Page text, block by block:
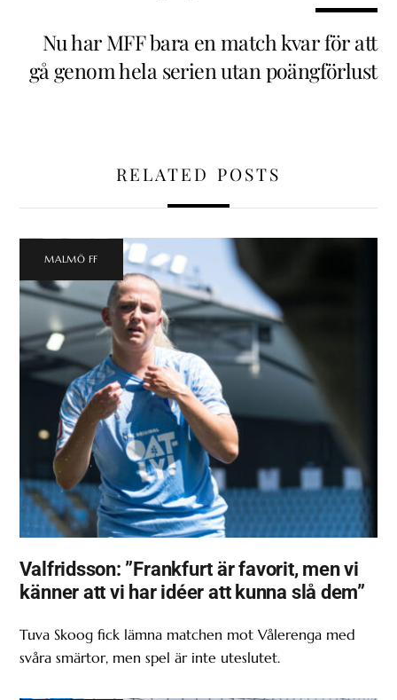
Nu har MFF bara en match kvar för att
gå genom hela serien utan poängförlust
RELATED POSTS
MALMÖ FF
Valfridsson: ”Frankfurt är favorit, men vi
känner att vi har idéer att kunna slå dem”
Tuva Skoog fick lämna matchen mot Vålerenga med
svåra smärtor, men spel är inte uteslutet.